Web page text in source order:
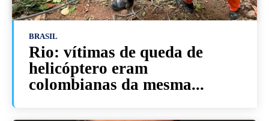
BRASIL
Rio: vítimas de queda de
helicóptero eram
colombianas da mesma...